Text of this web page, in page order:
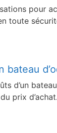
pour
toute
bateau
d’un bateau
prix d’achat.